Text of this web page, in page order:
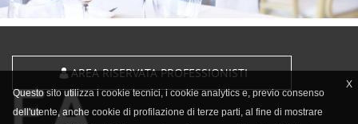
X
Questo sito utilizza i cookie tecnici, i cookie analytics e, previo consenso
dell'utente, anche cookie di profilazione di terze parti, al fine di mostrare
AREA RISERVATA PROFESSIONISTI